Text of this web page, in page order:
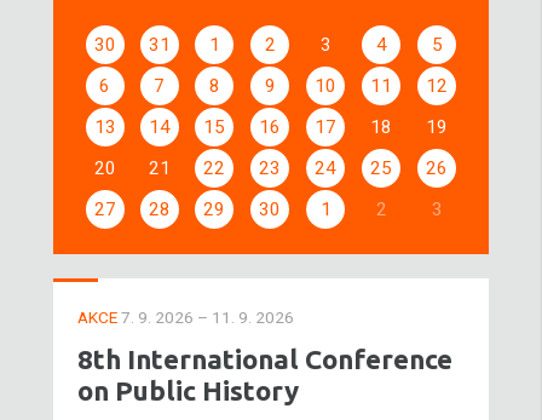
30 31 1 2 3 4
5
6
7 8 9 10 11
12
13
14 15 16 17 18
19
20
21 22 23 24 25
26
27
28 29 30 1 2 3
AKCE7. 9. 2026 – 11. 9. 2026
8th International Conference
on Public History